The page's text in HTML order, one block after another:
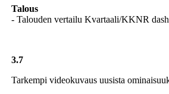
Talous
- Talouden vertailu Kvartaali/KKNR
3.7
Tarkempi videokuvaus uusista